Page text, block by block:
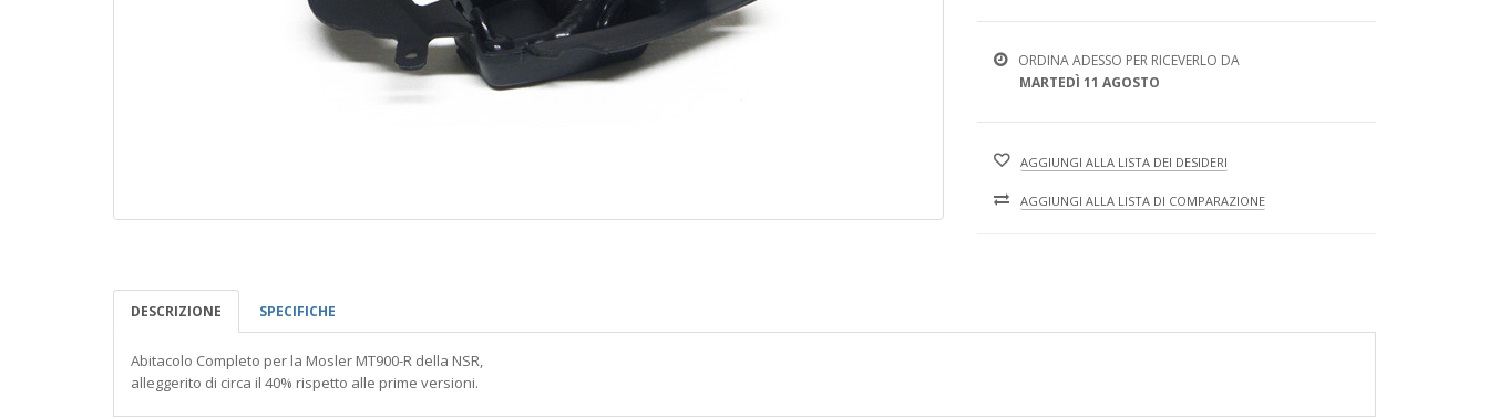
ORDINA ADESSO PER RICEVERLO DA
MARTEDÌ 11 AGOSTO
AGGIUNGI ALLA LISTA DEI DESIDERI
AGGIUNGI ALLA LISTA DI COMPARAZIONE
DESCRIZIONE SPECIFICHE
Abitacolo Completo per la Mosler MT900-R della NSR,
alleggerito di circa il 40% rispetto alle prime versioni.